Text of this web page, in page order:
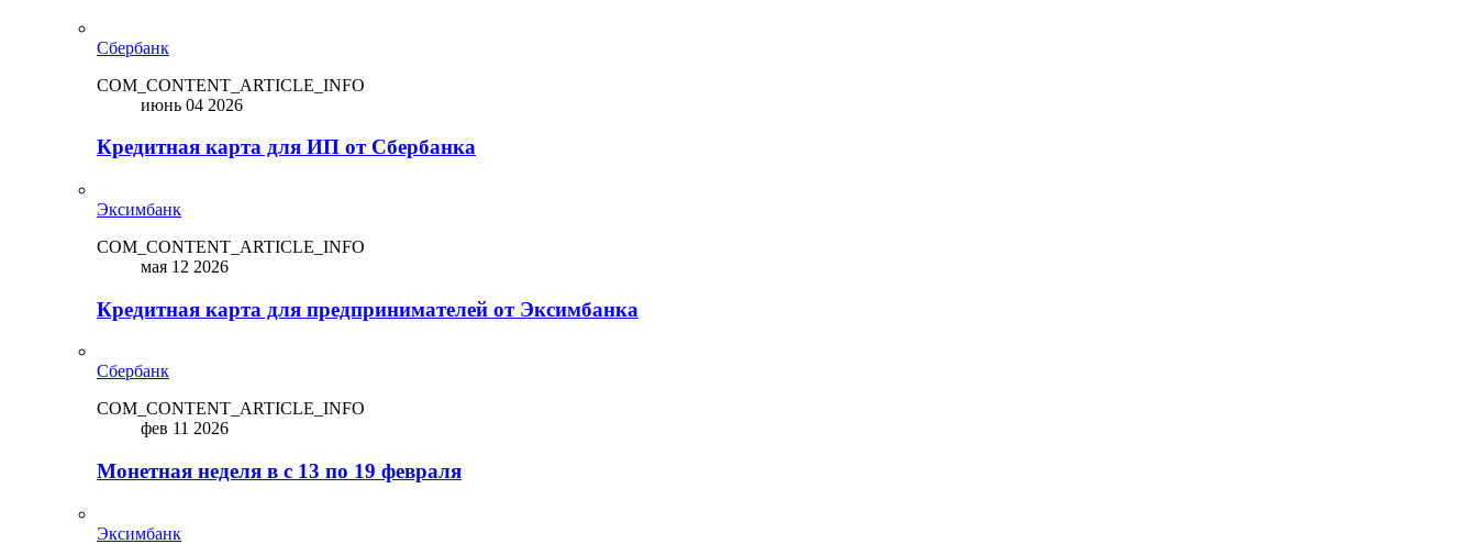
Сбербанк
COM_CONTENT_ARTICLE_INFO
июнь 04 2026
Кредитная карта для ИП от Сбербанка
Эксимбанк
COM_CONTENT_ARTICLE_INFO
мая 12 2026
Кредитная карта для предпринимателей от Эксимбанка
Сбербанк
COM_CONTENT_ARTICLE_INFO
фев 11 2026
Монетная неделя в с 13 по 19 февраля
Эксимбанк